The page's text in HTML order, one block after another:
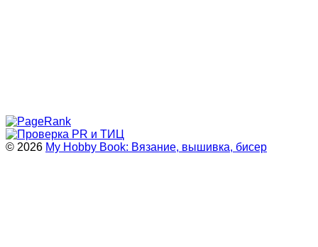
© 2026 My Hobby Book: Вязание, вышивка, бисер